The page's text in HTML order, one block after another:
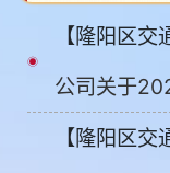
【隆阳区
公司关于
【隆阳区